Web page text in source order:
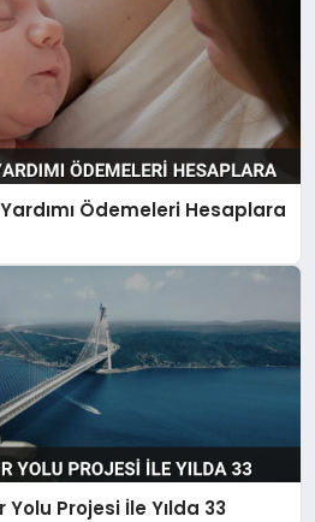
Ödemeleri Hesaplara
Projesi İle Yılda 33